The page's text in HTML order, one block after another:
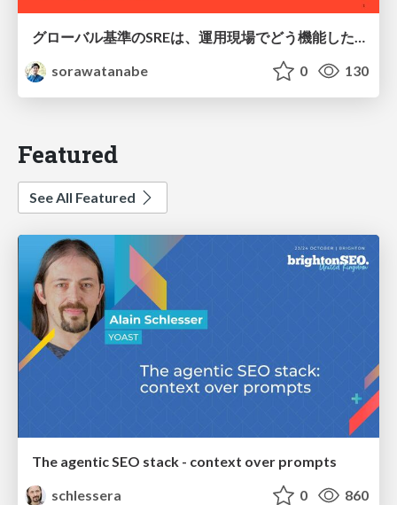
sorawatanabe
0 130
Featured
See All Featured
The agentic SEO stack - context over prompts
schlessera
0 860